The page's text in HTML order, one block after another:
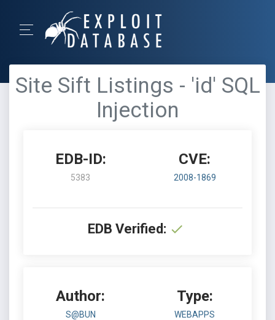
Site Sift Listings - 'id' SQL
Injection
EDB-ID:
5383
CVE:
2008-1869
EDB Verified:
Author:
S@BUN
Type:
WEBAPPS